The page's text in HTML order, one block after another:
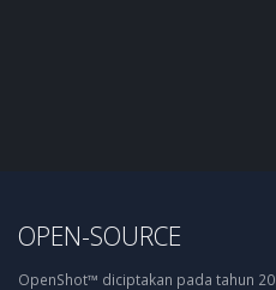
OPEN-SOURCE
OpenShot™ diciptakan pada tahun